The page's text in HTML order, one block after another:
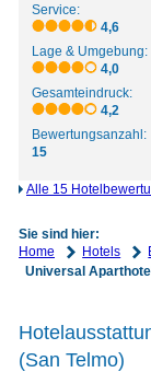
Service:
4,6
Lage & Umgebung:
4,0
Gesamteindruck:
4,2
Bewertungsanzahl:
15
Alle 15
Sie sind hier:
Home
Hotels
Universal
(San Telmo)